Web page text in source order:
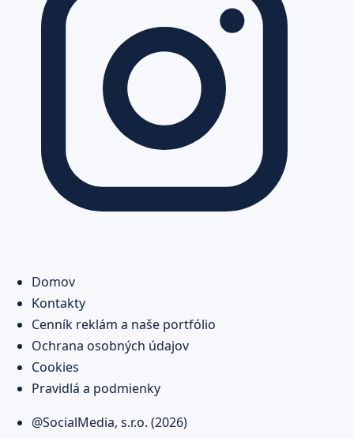
Domov
Kontakty
Cenník reklám a naše portfólio
Ochrana osobných údajov
Cookies
Pravidlá a podmienky
@SocialMedia, s.r.o. (2026)